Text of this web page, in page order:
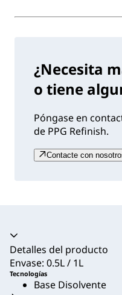
¿Necesita
o tiene
Póngase en
de PPG Refinish.
Contacte con
Acordeón colapsado
Detalles del producto
Envase: 0.5L / 1L
Tecnologías
Base Disolvente